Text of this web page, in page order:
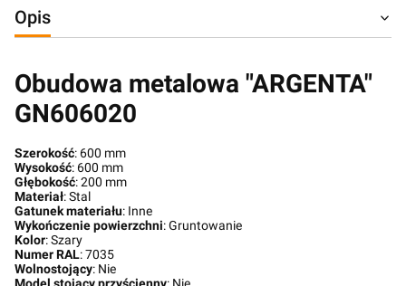
Opis
Obudowa metalowa "ARGENTA"
GN606020
Szerokość: 600 mm
Wysokość: 600 mm
Głębokość: 200 mm
Materiał: Stal
Gatunek materiału: Inne
Wykończenie powierzchni: Gruntowanie
Kolor: Szary
Numer RAL: 7035
Wolnostojący: Nie